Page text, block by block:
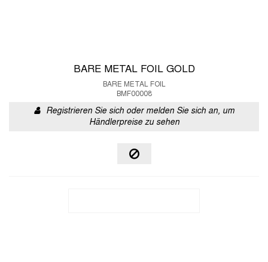
BARE METAL FOIL GOLD
BARE METAL FOIL
BMF00008
Registrieren Sie sich oder melden Sie sich an, um
Händlerpreise zu sehen